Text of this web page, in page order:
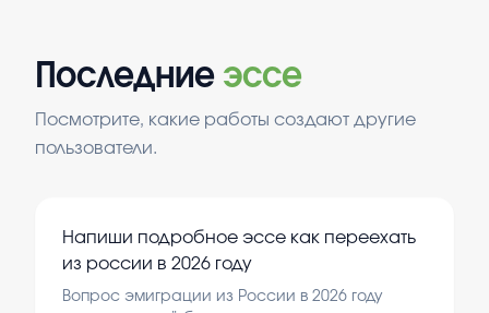
Последние эссе
Посмотрите, какие работы создают другие
пользователи.
Напиши подробное эссе как переехать
из россии в 2026 году
Вопрос эмиграции из России в 2026 году